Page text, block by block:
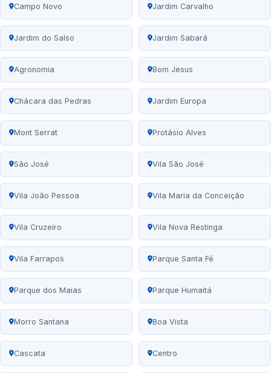
Campo Novo Jardim Carvalho
Jardim do Salso Jardim Sabará
Agronomia Bom Jesus
Chácara das Pedras Jardim Europa
Mont Serrat Protásio Alves
São José Vila São José
Vila João Pessoa Vila Maria da Conceição
Vila Cruzeiro Vila Nova Restinga
Vila Farrapos Parque Santa Fé
Parque dos Maias Parque Humaitá
Morro Santana Boa Vista
Cascata Centro